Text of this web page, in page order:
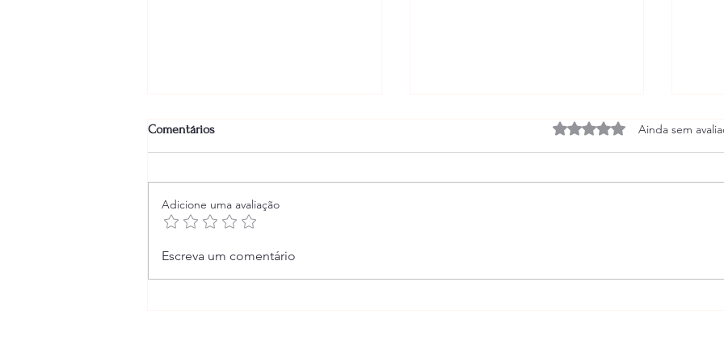
Os Aspectos Astrológicos
Comentários Avaliado com 0 de 5
Ainda sem
Adicione uma avaliação
Escreva um comentário